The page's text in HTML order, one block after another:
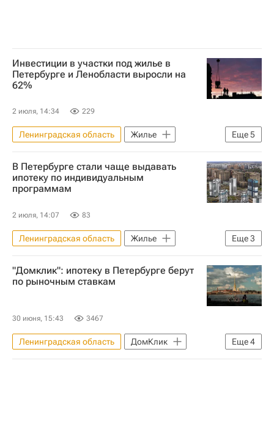
Инвестиции в участки под жилье в
Петербурге и Ленобласти выросли на
62%
2 июля, 14:34 229
Еще5
Ленинградская область
Жилье
Санкт-Петербург
Москва
Setl Group
Строительство
Инвестиции
В Петербурге стали чаще выдавать
ипотеку по индивидуальным
программам
2 июля, 14:07 83
Еще3
Ленинградская область
Жилье
Санкт-Петербург
Москва
Setl Group
"Домклик": ипотеку в Петербурге берут
по рыночным ставкам
30 июня, 15:43 3467
Еще4
Ленинградская область
ДомКлик
Жилье
Сбербанк России